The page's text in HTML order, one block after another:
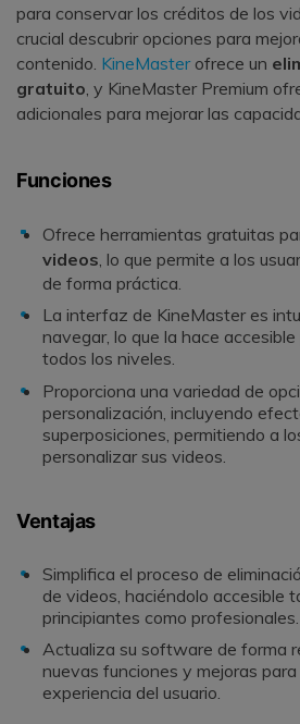
para conservar los créditos de los
crucial descubrir opciones para
contenido. KineMasterofrece un
gratuito , y KineMaster Premium
adicionales para mejorar las
Funciones
Ofrece herramientas gratuitas
videos , lo que permite a los
de forma práctica.
La interfaz de KineMaster es
navegar, lo que la hace
todos los niveles.
Proporciona una variedad de
personalización, incluyendo
superposiciones, permitiendo a
personalizar sus videos.
Ventajas
Simplifica el proceso de
de videos, haciéndolo accesible
principiantes como profesionales.
Actualiza su software de forma
nuevas funciones y mejoras
experiencia del usuario.